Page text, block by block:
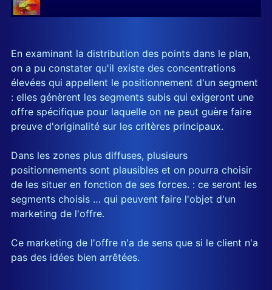
En examinant la distribution des points dans le plan,
on a pu constater qu'il existe des concentrations
élevées qui appellent le positionnement d'un segment
: elles génèrent les segments subis qui exigeront une
offre spécifique pour laquelle on ne peut guère faire
preuve d'originalité sur les critères principaux.
Dans les zones plus diffuses, plusieurs
positionnements sont plausibles et on pourra choisir
de les situer en fonction de ses forces. : ce seront les
segments choisis … qui peuvent faire l'objet d'un
marketing de l'offre.
Ce marketing de l'offre n'a de sens que si le client n'a
pas des idées bien arrêtées.